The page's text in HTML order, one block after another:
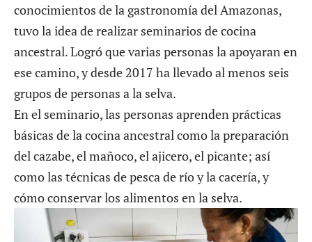
conocimientos de la gastronomía del Amazonas,
tuvo la idea de realizar seminarios de cocina
ancestral. Logró que varias personas la apoyaran en
ese camino, y desde 2017 ha llevado al menos seis
grupos de personas a la selva.
En el seminario, las personas aprenden prácticas
básicas de la cocina ancestral como la preparación
del cazabe, el mañoco, el ajicero, el picante; así
como las técnicas de pesca de río y la cacería, y
cómo conservar los alimentos en la selva.